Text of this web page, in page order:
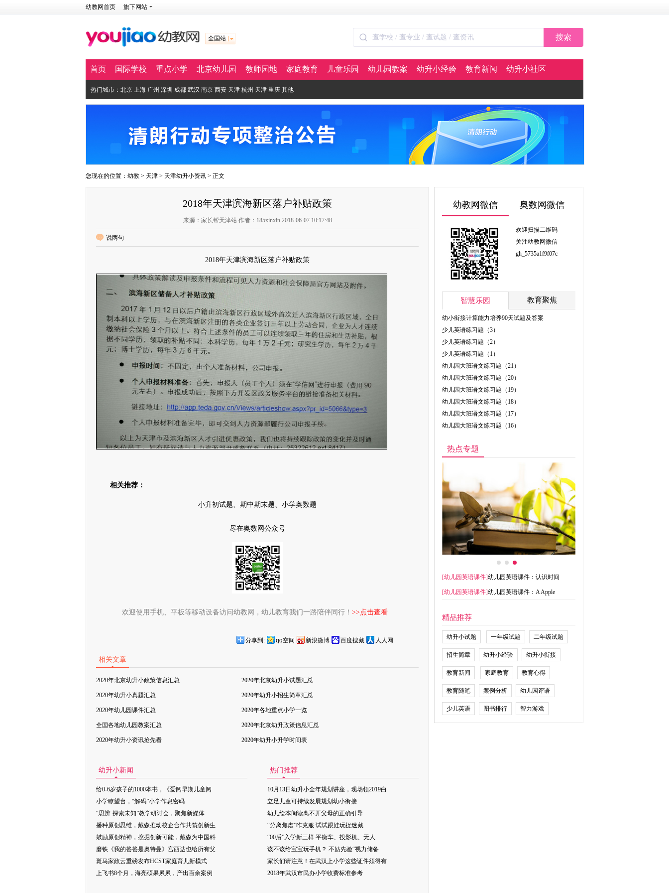
幼教网首页 旗下网站
全国站 搜索
首页 国际学校 重点小学 北京幼儿园 教师园地 家庭教育 儿童乐园 幼儿园教案 幼升小经验 教育新闻 幼升小社区
热门城市： 北京 上海 广州 深圳 成都 武汉 南京 西安 天津 杭州 天津 重庆 其他
您现在的位置： 幼教 > 天津 > 天津幼升小资讯 > 正文
2018年天津滨海新区落户补贴政策
来源：家长帮天津站 作者：185xinxin 2018-06-07 10:17:48
说两句
2018年天津滨海新区落户补贴政策
相关推荐：
小升初试题、期中期末题、小学奥数题
尽在奥数网公众号
欢迎使用手机、平板等移动设备访问幼教网，幼儿教育我们一路陪伴同行！ >>点击查看
分享到: qq空间 新浪微博 百度搜藏 人人网
相关文章
2020年北京幼升小政策信息汇总 2020年北京幼升小试题汇总
2020年幼升小真题汇总 2020年幼升小招生简章汇总
2020年幼儿园课件汇总 2020年各地重点小学一览
全国各地幼儿园教案汇总 2020年北京幼升政策信息汇总
2020年幼升小资讯抢先看 2020年幼升小升学时间表
幼升小新闻
给0-6岁孩子的1000本书，《爱阅早期儿童阅
小学瞭望台，“解码”小学作息密码
“思辨·探索未知”教学研讨会，聚焦新媒体
播种原创思维，戴森推动校企合作共筑创新生
鼓励原创精神，挖掘创新可能，戴森为中国科
磨铁《我的爸爸是奥特曼》宫西达也给所有父
斑马家政云重磅发布HCST家庭育儿新模式
上飞书8个月，海亮硕果累累，产出百余案例
热门推荐
10月13日幼升小全年规划讲座，现场领2019白
立足儿童可持续发展规划幼小衔接
幼儿绘本阅读离不开父母的正确引导
“分离焦虑”咋克服 试试跟娃玩捉迷藏
“00后”入学新三样 平衡车、投影机、无人
该不该给宝宝玩手机？ 不妨先验“视力储备
家长们请注意！在武汉上小学这些证件须得有
2018年武汉市民办小学收费标准参考
幼教网微信 奥数网微信
欢迎扫描二维码
关注幼教网微信
gh_5735a1f9f07c
智慧乐园 教育聚焦
幼小衔接计算能力培养90天试题及答案
少儿英语练习题（3）
少儿英语练习题（2）
少儿英语练习题（1）
幼儿园大班语文练习题（21）
幼儿园大班语文练习题（20）
幼儿园大班语文练习题（19）
幼儿园大班语文练习题（18）
幼儿园大班语文练习题（17）
幼儿园大班语文练习题（16）
热点专题
[幼儿园英语课件]幼儿园英语课件：认识时间
[幼儿园英语课件]幼儿园英语课件：A Apple
精品推荐
幼升小试题 一年级试题 二年级试题
招生简章 幼升小经验 幼升小衔接
教育新闻 家庭教育 教育心得
教育随笔 案例分析 幼儿园评语
少儿英语 图书排行 智力游戏